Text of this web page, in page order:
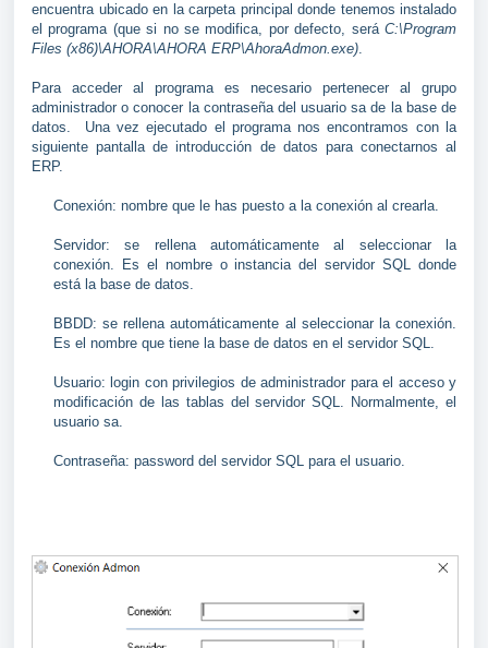
encuentra ubicado en la carpeta principal donde tenemos instalado
el programa (que si no se modifica, por defecto, será C:\Program
Files (x86)\AHORA\AHORA ERP\AhoraAdmon.exe).
Para acceder al programa es necesario pertenecer al grupo
administrador o conocer la contraseña del usuario sa de la base de
datos. Una vez ejecutado el programa nos encontramos con la
siguiente pantalla de introducción de datos para conectarnos al
ERP.
Conexión: nombre que le has puesto a la conexión al crearla.
Servidor: se rellena automáticamente al seleccionar la
conexión. Es el nombre o instancia del servidor SQL donde
está la base de datos.
BBDD: se rellena automáticamente al seleccionar la conexión.
Es el nombre que tiene la base de datos en el servidor SQL.
Usuario: login con privilegios de administrador para el acceso y
modificación de las tablas del servidor SQL. Normalmente, el
usuario sa.
Contraseña: password del servidor SQL para el usuario.